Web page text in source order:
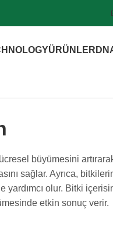
ÜRÜNLER
büyümesini
sağlar. Ayrıca,
yardımcı olur. Bitki
etkin sonuç verir.